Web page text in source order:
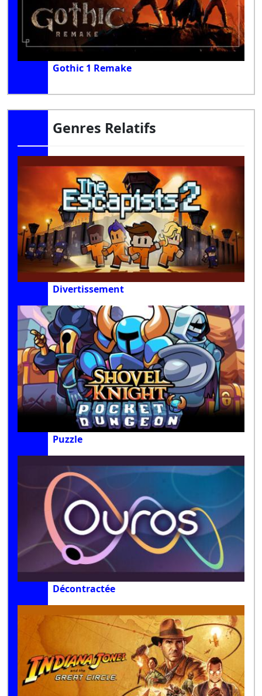
Gothic 1 Remake
Genres Relatifs
Divertissement
Puzzle
Décontractée